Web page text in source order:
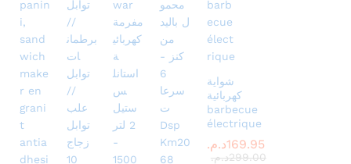
شواية
كهربائية
barbecue
électrique
169.95د.م.
299.00د.م.